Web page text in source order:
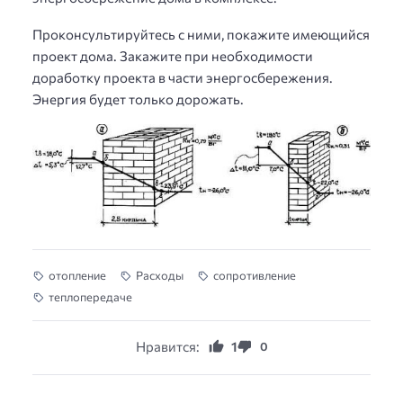
Проконсультируйтесь с ними, покажите имеющийся
проект дома. Закажите при необходимости
доработку проекта в части энергосбережения.
Энергия будет только дорожать.
отопление Расходы
сопротивление
теплопередаче
Нравится: 1 0